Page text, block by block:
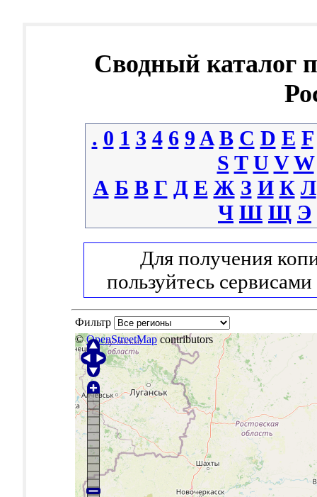
Сводный каталог
. 0 1 3 4 6 9 A B C D E F
S T U V W
А Б В Г Д Е Ж З И К Л
Ч Ш Щ Э
Для получения
пользуйтесь сервисами
Фильтр
©OpenStreetMapcontributors